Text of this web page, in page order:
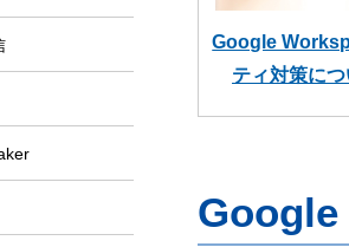
Google
ティ対策に
Google